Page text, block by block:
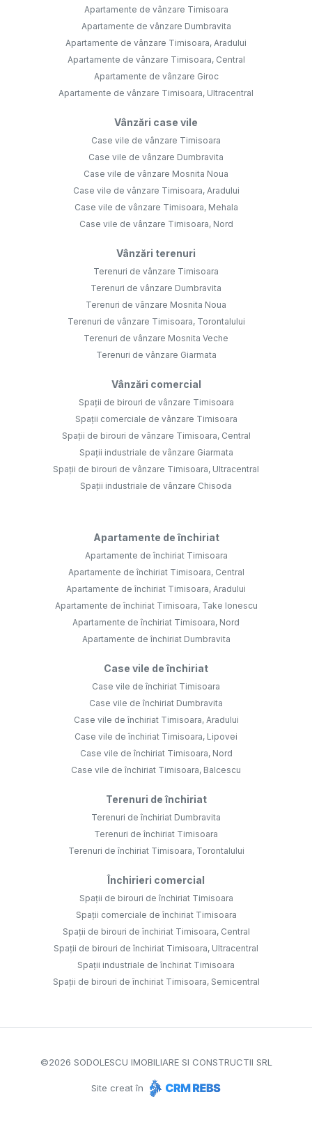
Apartamente de vânzare Timisoara
Apartamente de vânzare Dumbravita
Apartamente de vânzare Timisoara, Aradului
Apartamente de vânzare Timisoara, Central
Apartamente de vânzare Giroc
Apartamente de vânzare Timisoara, Ultracentral
Vânzări case vile
Case vile de vânzare Timisoara
Case vile de vânzare Dumbravita
Case vile de vânzare Mosnita Noua
Case vile de vânzare Timisoara, Aradului
Case vile de vânzare Timisoara, Mehala
Case vile de vânzare Timisoara, Nord
Vânzări terenuri
Terenuri de vânzare Timisoara
Terenuri de vânzare Dumbravita
Terenuri de vânzare Mosnita Noua
Terenuri de vânzare Timisoara, Torontalului
Terenuri de vânzare Mosnita Veche
Terenuri de vânzare Giarmata
Vânzări comercial
Spații de birouri de vânzare Timisoara
Spații comerciale de vânzare Timisoara
Spații de birouri de vânzare Timisoara, Central
Spații industriale de vânzare Giarmata
Spații de birouri de vânzare Timisoara, Ultracentral
Spații industriale de vânzare Chisoda
Apartamente de închiriat
Apartamente de închiriat Timisoara
Apartamente de închiriat Timisoara, Central
Apartamente de închiriat Timisoara, Aradului
Apartamente de închiriat Timisoara, Take Ionescu
Apartamente de închiriat Timisoara, Nord
Apartamente de închiriat Dumbravita
Case vile de închiriat
Case vile de închiriat Timisoara
Case vile de închiriat Dumbravita
Case vile de închiriat Timisoara, Aradului
Case vile de închiriat Timisoara, Lipovei
Case vile de închiriat Timisoara, Nord
Case vile de închiriat Timisoara, Balcescu
Terenuri de închiriat
Terenuri de închiriat Dumbravita
Terenuri de închiriat Timisoara
Terenuri de închiriat Timisoara, Torontalului
Închirieri comercial
Spații de birouri de închiriat Timisoara
Spații comerciale de închiriat Timisoara
Spații de birouri de închiriat Timisoara, Central
Spații de birouri de închiriat Timisoara, Ultracentral
Spații industriale de închiriat Timisoara
Spații de birouri de închiriat Timisoara, Semicentral
©2026 SODOLESCU IMOBILIARE SI CONSTRUCTII SRL
Site creat în